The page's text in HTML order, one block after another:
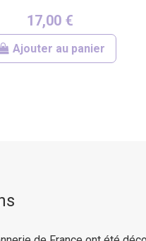
17,00 €
Ajouter au panier